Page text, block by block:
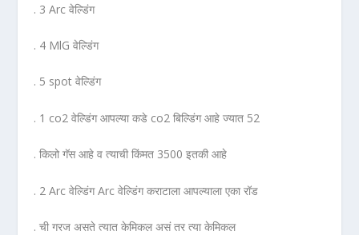
. 3 Arc वेल्डिंग
. 4 MlG वेल्डिंग
. 5 spot वेल्डिंग
. 1 co2 वेल्डिंग आपल्या कडे co2 बिल्डिंग आहे ज्यात 52
. किलो गॅस आहे व त्याची किंमत 3500 इतकी आहे
. 2 Arc वेल्डिंग Arc वेल्डिंग कराटाला आपल्याला एका रॉड
. ची गरज असते त्यात केमिकल असं तर त्या केमिकल